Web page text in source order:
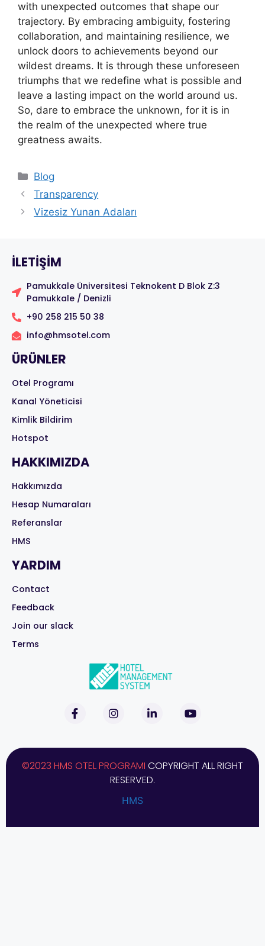
with unexpected outcomes that shape our
trajectory. By embracing ambiguity, fostering
collaboration, and maintaining resilience, we
unlock doors to achievements beyond our
wildest dreams. It is through these unforeseen
triumphs that we redefine what is possible and
leave a lasting impact on the world around us.
So, dare to embrace the unknown, for it is in
the realm of the unexpected where true
greatness awaits.
Blog
Transparency
Vizesiz Yunan Adaları
ILETIŞIM
Pamukkale Üniversitesi Teknokent D Blok Z:3
Pamukkale / Denizli
+90 258 215 50 38
info@hmsotel.com
ÜRÜNLER
Otel Programı
Kanal Yöneticisi
Kimlik Bildirim
Hotspot
HAKKIMIZDA
Hakkımızda
Hesap Numaraları
Referanslar
HMS
YARDIM
Contact
Feedback
Join our slack
Terms
©2023 HMS OTEL PROGRAMI COPYRIGHT ALL RIGHT
RESERVED.
HMS